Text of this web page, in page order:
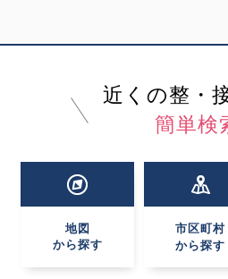
近くの整・
簡単検
地図
から探す
市区町村
から探す